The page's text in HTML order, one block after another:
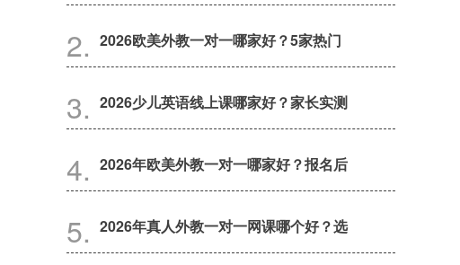
2026欧美外教一对一哪家好？5家热门
2026少儿英语线上课哪家好？家长实测
2026年欧美外教一对一哪家好？报名后
2026年真人外教一对一网课哪个好？选